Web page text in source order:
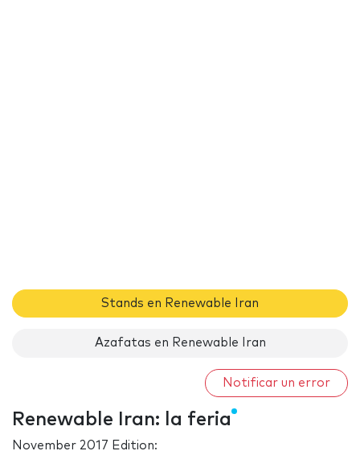
Stands en Renewable Iran
Azafatas en Renewable Iran
Notificar un error
Renewable Iran: la feria
November 2017 Edition: